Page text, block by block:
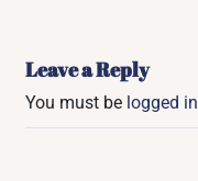
Leave a Reply
You must be logged in